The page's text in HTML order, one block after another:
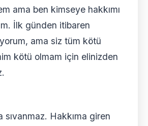
ama ben kimseye hakkımı
İlk günden itibaren
ama siz tüm kötü
kötü olmam için elinizden
sıvanmaz. Hakkıma giren